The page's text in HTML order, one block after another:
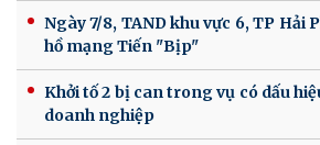
Ngày 7/8, TAND khu vực 6, TP Hải
hồ mạng Tiến "Bịp"
Khởi tố 2 bị can trong vụ có dấu
doanh nghiệp